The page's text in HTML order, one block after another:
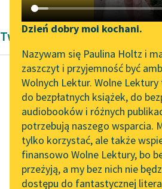
Katalog DAISY
Podkasty o książkach
Aktualności
Zapraszamy na spotkanie
online z tłumaczkami
literatury skandynawskiej
Spotkanie z Katarzyną
Tunkiel w Oslo
Wolne Lektury na 32.
Pol’and’Rock Festivalu
API
Dzień dobry moi kochani.
Nazywam się Paulina Holtz i
zaszczyt i przyjemność być
Wolnych Lektur. Wolne
do bezpłatnych książek, do
audiobooków i różnych
potrzebują naszego wsparcia.
tylko korzystać, ale także
finansowo Wolne Lektury, bo
przeżyją, a my bez nich nie
dostępu do fantastycznej
Twórczość Mark Twain
Mark